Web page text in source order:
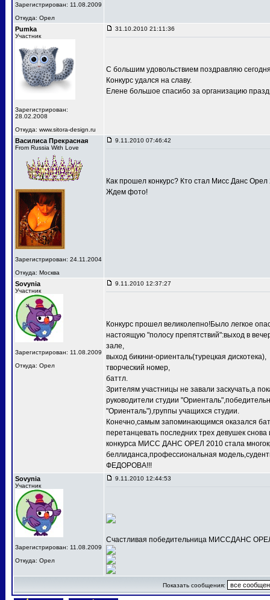
Зарегистрирован: 11.08.2009
Откуда: Орел
Pumka
Участник
Зарегистрирован:
28.02.2008
Откуда: www.sitora-design.ru
31.10.2010 21:11:36
С большим удовольствием поздравляю
Конкурс удался на славу.
Елене большое спасибо за организацию
Василиса Прекрасная
From Russia With Love
Зарегистрирован: 24.11.2004
Откуда: Москва
9.11.2010 07:46:42
Как прошел конкурс? Кто стал Мисс Данс Орел
Ждем фото!
Sovynia
Участник
Зарегистрирован: 11.08.2009
Откуда: Орел
9.11.2010 12:37:27
Конкурс прошел великолепно!Было легкое
настоящую "полосу препятствий":выход в
зале,
выход бикини-ориенталь(турецкая дискотека),
творческий номер,
баттл.
Зрителям участницы не завали заскучать,а
руководители студии
"Ориенталь"),группы учащихся студии.
Конечно,самым запоминающимся оказался
перетанцевать последних трех девушек
конкурса МИСС ДАНС ОРЕЛ 2010 стала
беллиданса,профессиональная
ФЕДОРОВА!!!
Sovynia
Участник
Зарегистрирован: 11.08.2009
Откуда: Орел
9.11.2010 12:44:53
Счастливая победительница МИССДАНС
Показать сообщения: